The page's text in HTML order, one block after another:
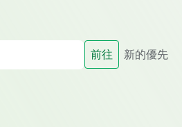
前往 新的優先